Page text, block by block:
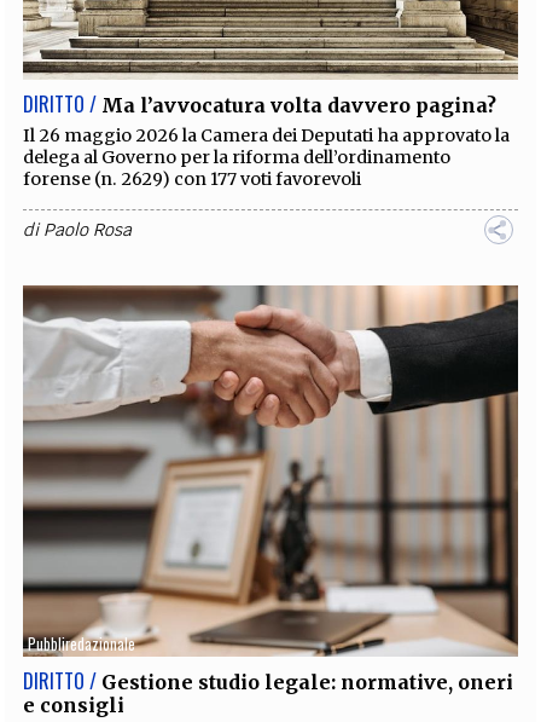
EXTRA
CODICI RUBRICHE LIBRI PROCEEDINGS PUBBLICITÀ CONTATTI
SOCIAL MEDIA
DIRITTO / Ma l’avvocatura volta davvero pagina?
Il 26 maggio 2026 la Camera dei Deputati ha approvato la
delega al Governo per la riforma dell’ordinamento
forense (n. 2629) con 177 voti favorevoli
diPaolo Rosa
Pubbliredazionale
DIRITTO / Gestione studio legale: normative, oneri
e consigli